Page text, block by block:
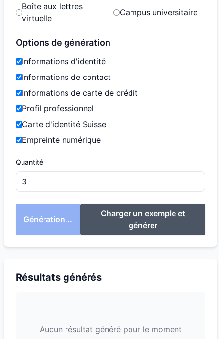
Boîte aux lettres
virtuelle
Campus universitaire
Options de génération
Informations d'identité
Informations de contact
Informations de carte de crédit
Profil professionnel
Carte d'identité Suisse
Empreinte numérique
Quantité
Génération...
Charger un exemple et
générer
Résultats générés
Aucun résultat généré pour le moment